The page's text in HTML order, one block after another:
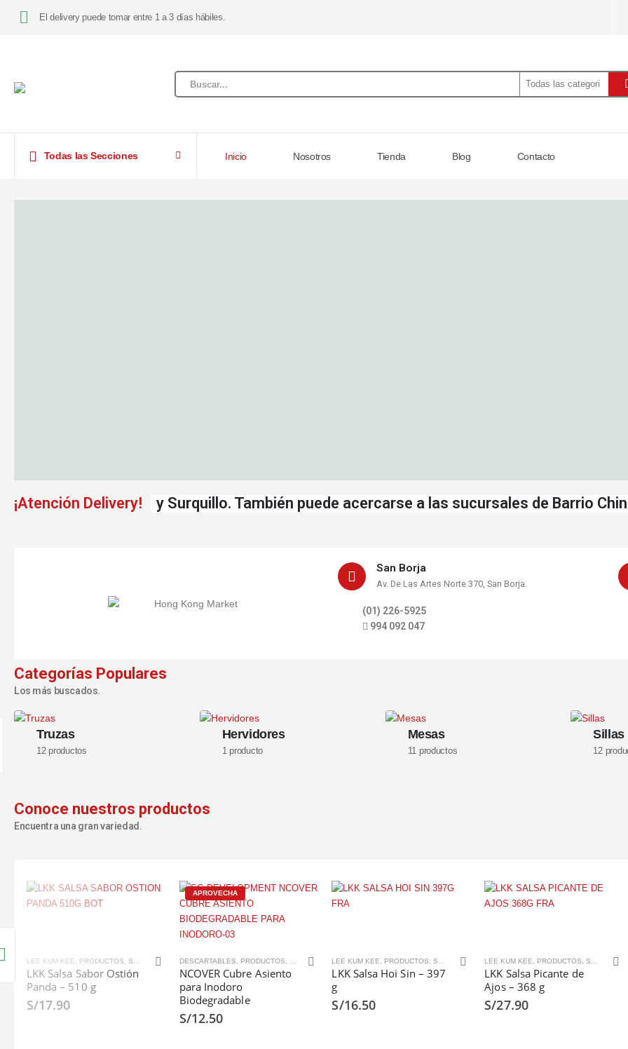
El delivery puede tomar entre 1 a 3 días hábiles.
Todas las Secciones Inicio Nosotros Tienda Blog Contacto
¡Atención Delivery! y Surquillo. También puede acercarse a las sucursales de Barrio
San Borja
Av. De Las Artes Norte 370, San Borja.
(01) 226-5925
994 092 047
Categorías Populares
Los más buscados.
Truzas
12productos
Hervidores
1 producto
Mesas
11 productos
Sillas
12
Conoce nuestros productos
Encuentra una gran variedad.
TE E INFUSIONES
LEE KUM KEE PRODUCTOS SALSAS DE OSTIÓN ,SALSAS Y ADEREZOS
LKK Salsa Sabor Ostión
Panda – 510 g
S/17.90
APROVECHA
DESCARTABLES PRODUCTOS PROTECTORES
NCOVER Cubre Asiento
para Inodoro
Biodegradable
S/12.50
LEE KUM KEE PRODUCTOS ,SALSAS HOI SIN ,SALSAS Y ADEREZOS
LKK Salsa Hoi Sin – 397
g
S/16.50
LEE KUM KEE PRODUCTOS ,SALSAS PICANTES
LKK Salsa Picante de
Ajos – 368 g
S/27.90